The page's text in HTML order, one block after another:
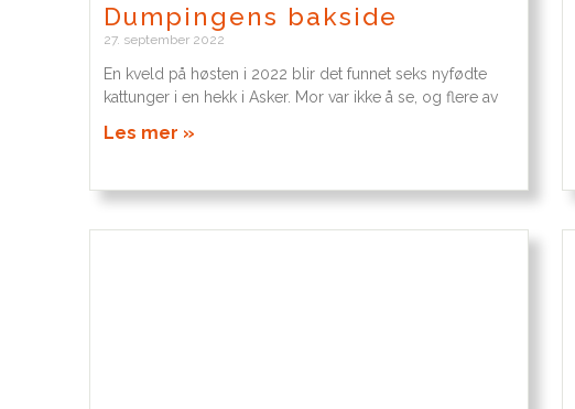
Dumpingens bakside
27. september 2022
En kveld på høsten i 2022 blir det funnet seks nyfødte
kattunger i en hekk i Asker. Mor var ikke å se, og flere av
Les mer »